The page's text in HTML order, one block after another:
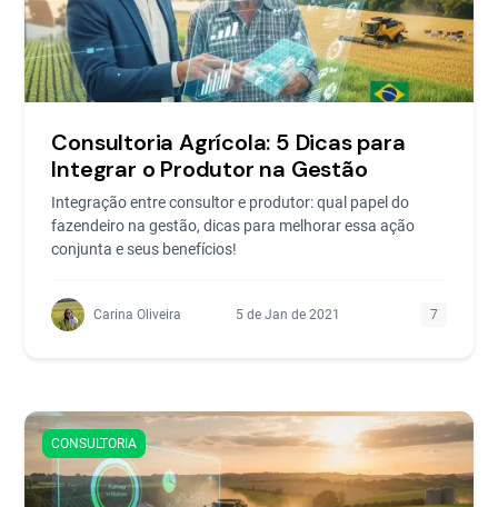
Consultoria Agrícola: 5 Dicas para
Integrar o Produtor na Gestão
Integração entre consultor e produtor: qual papel do
fazendeiro na gestão, dicas para melhorar essa ação
conjunta e seus benefícios!
Carina Oliveira 5 de Jan de 2021 7
CONSULTORIA